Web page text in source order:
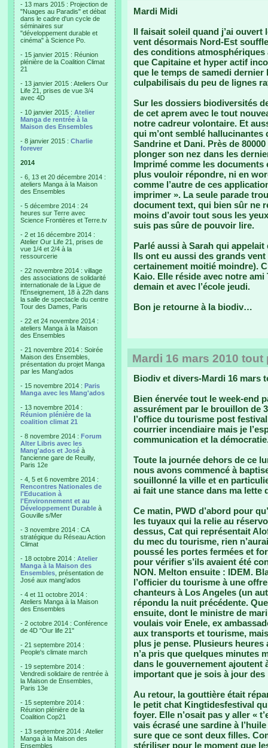
- 13 mars 2015 : Projection de
"Nuages au Paradis" et débat
dans le cadre d'un cycle de
séminaires sur
"développement durable et
cinéma" à Science Po.
- 15 janvier 2015 : Réunion
plénière de la Coalition Climat
21
- 13 janvier 2015 : Ateliers Our
Life 21, prises de vue 3/4
avec 4D
- 10 janvier 2015 : Atelier
Manga de rentrée à la
Maison des Ensembles
- 8 janvier 2015 : Charlie
forever
2014
- 6, 13 et 20 décembre 2014 :
ateliers Manga à la Maison
des Ensembles
- 5 décembre 2014 : 24
heures sur Terre avec
Science Frontières et Terre.tv
- 2 et 16 décembre 2014 :
Atelier Our Life 21, prises de
vue 1/4 et 2/4 à la
ressourcerie
- 22 novembre 2014 : village
des associations de solidarité
internationale de la Ligue de
l'Enseignement, 18 à 22h dans
la salle de spectacle du centre
Tour des Dames, Paris
- 22 et 24 novembre 2014 :
ateliers Manga à la Maison
des Ensembles
- 21 novembre 2014 : Soirée
Maison des Ensembles,
présentation du projet Manga
par les Mang'ados
- 15 novembre 2014 : Paris
Manga avec les Mang'ados
- 13 novembre 2014 :
Réunion plénière de la
coalition climat 21
- 8 novembre 2014 : Forum
Alter Libris avec les
Mang'ados et José à
l'ancienne gare de Reuilly,
Paris 12e
- 4, 5 et 6 novembre 2014 :
Rencontres Nationales de
l'Education à
l'Environnement et au
Développement Durable à
Gouville s/Mer
- 3 novembre 2014 : CA
stratégique du Réseau Action
Climat
- 18 octobre 2014 : Atelier
Manga à la Maison des
Ensembles , présentation de
José aux mang'ados
- 4 et 11 octobre 2014 :
Ateliers Manga à la Maison
des Ensembles
- 2 octobre 2014 : Conférence
de 4D "Our life 21"
- 21 septembre 2014 :
People's climate march
- 19 septembre 2014 :
Vendredi solidaire de rentrée à
la Maison de Ensembles,
Paris 13e
- 15 septembre 2014 :
Réunion plénière de la
Coalition Cop21
- 13 septembre 2014 : Atelier
Manga à la Maison des
Ensembles
Mardi Midi
Il faisait soleil quand j’ai ouvert
vent désormais Nord-Est
des conditions
que Capitaine et hyper actif
que le temps de samedi
culpabilisais du peu de lignes
Sur les dossiers biodiversités
de cet aprem avec le tout
notre cadreur volontaire. Et
qui m’ont semblé
Sandrine et Dani. Près de
plonger son nez dans les
Imprimé comme les documents
plus vouloir répondre, ni en
comme l’autre de ces
imprimer ». La seule parade
document text, qui bien sûr ne
moins d’avoir tout sous les
suis pas sûre de pouvoir lire.
Parlé aussi à Sarah qui
Ils ont eu aussi des grands
certainement moitié moindre).
Kaio. Elle réside avec notre ami
demain et avec l’école jeudi.
Bon je retourne à la biodiv…
Mardi 16 mars 2010
Biodiv et divers-Mardi 16 mars
Bien énervée tout le week-end
assurément par le brouillon de
l’office du tourisme post
courrier incendiaire mais je
communication et la
Toute la journée dehors de ce
nous avons commencé à
souillonné la ville et en
ai fait une stance dans ma lette
Ce matin, PWD d’abord pour
les tuyaux qui la relie au
dessus, Cat qui représentait
du mec du tourisme, rien
poussé les portes fermées et
pour vérifier s’ils avaient été
NON. Melton ensuite : IDEM.
l’officier du tourisme à une
chanteurs à Los Angeles (un
répondu la nuit précédente.
ensuite, dont le ministre de
voulais voir Enele, ex
aux transports et tourisme,
plus je pense. Plusieurs heures
n’a pris que quelques minutes
dans le gouvernement ajoutent
important que je sois à jour
Au retour, la gouttière était
le petit chat Kingtidesfestival
foyer. Elle n’osait pas y aller «
vais écrasé une sardine à
sure que ce sont deux filles.
stériliser pour le moment que